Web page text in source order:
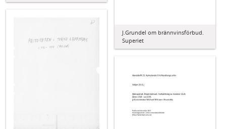
J.Grundel om brännvinsförbud.
Superiet